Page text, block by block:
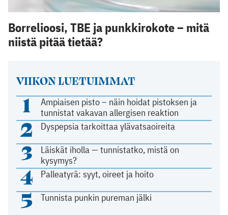
VIIKON LUETUIMMAT
1
Ampiaisen pisto – näin hoidat pistoksen ja
tunnistat vakavan allergisen reaktion
2 Dyspepsia tarkoittaa ylävatsaoireita
3
Läiskät iholla — tunnistatko, mistä on
kysymys?
4 Palleatyrä: syyt, oireet ja hoito
5 Tunnista punkin pureman jälki
Borrelioosi, TBE ja punkkirokote – mitä
niistä pitää tietää?